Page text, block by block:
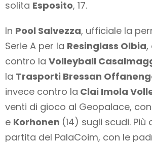
solita Esposito, 17.
In Pool Salvezza, ufficiale la
Serie A per la Resinglass Olbia,
contro la Volleyball
la Trasporti Bressan
invece contro la Clai Imola
venti di gioco al Geopalace, con
e Korhonen (14) sugli scudi.
partita del PalaCoim, con le